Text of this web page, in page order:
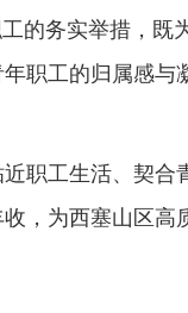
的务实举措，既
职工的归属感与
职工生活、契合
，为西塞山区高